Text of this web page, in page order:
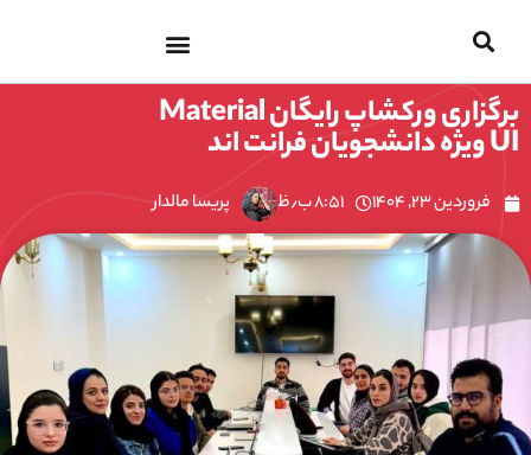
به
محتوا
برگزاری ورکشاپ رایگان Material
UI ویژه دانشجویان فرانت اند
فروردین ۲۳, ۱۴۰۴ ۸:۵۱ ب٫ظ پریسا مالدار